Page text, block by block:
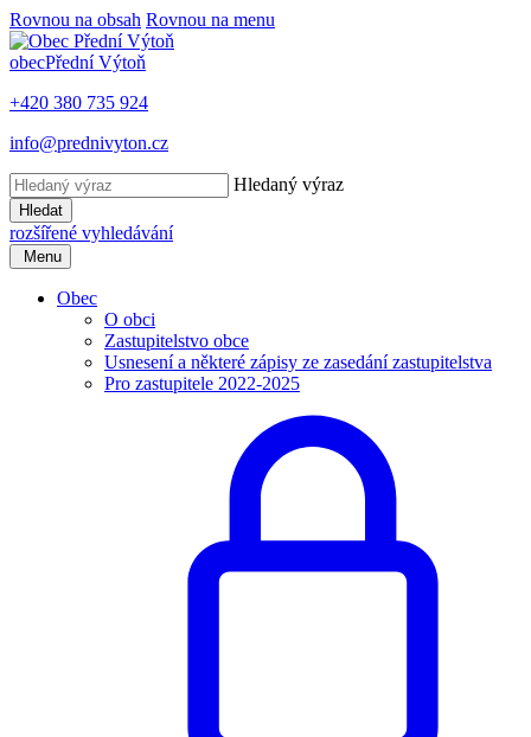
Rovnou na obsah Rovnou na menu
obecPřední Výtoň
+420 380 735 924
info@prednivyton.cz
Hledaný výraz
Hledat
rozšířené vyhledávání
Menu
Obec
O obci
Zastupitelstvo obce
Usnesení a některé zápisy ze zasedání zastupitelstva
Pro zastupitele 2022-2025